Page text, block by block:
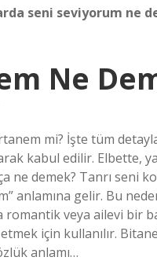
seni seviyorum ne
Ne
mi? İşte tüm
kabul edilir. Elbette,
ne demek? Tanrı seni
anlamına gelir. Bu
romantik veya ailevi bir
için kullanılır.
anlamı…